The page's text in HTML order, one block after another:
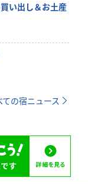
い出し＆お土産
ての宿ニュース